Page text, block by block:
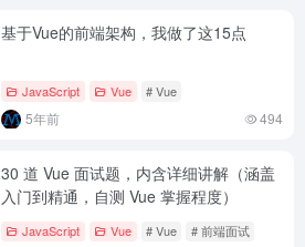
基于Vue的前端架构，我做了这15点
JavaScript Vue # Vue
5年前 494
30 道 Vue 面试题，内含详细讲解（涵盖
入门到精通，自测 Vue 掌握程度）
JavaScript Vue # Vue # 前端面试